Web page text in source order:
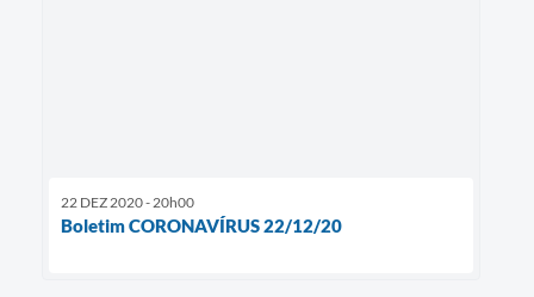
22 DEZ 2020 - 20h00
Boletim CORONAVÍRUS 22/12/20